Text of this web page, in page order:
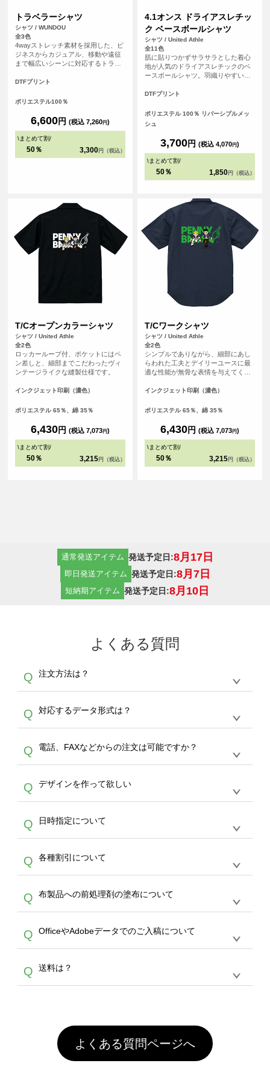
トラベラーシャツ
シャツ / WUNDOU
全3色
4wayストレッチ素材を採用した、ビ
ジネスからカジュアル、移動や遠征
まで幅広いシーンに対応するトラベ
用でもストレスを感じにくく、快適
ポリエステル100％を使用し、吸汗速
でもさらりとした着用感を実現。 ※
お客様の閲覧環境により、商品の色
が実際と異なって見える場合がござ
DTFプリント
ポリエステル100％
6,600円 (税込 7,260円)
\まとめて割/
50％ 3,300 円（税込）
4.1オンス ドライアスレチッ
ク ベースボールシャツ
シャツ / United Athle
全11色
肌に貼りつかずサラサラとした着心
地が人気のドライアスレチックのベ
ースボールシャツ。羽織りやすい前
ルもしやすく様々なシーンで活躍で
な印象と、ドライシリーズ特有のキ
レイな発色も特長です。充実のサイ
ベントアイテムにも最適な1枚です。
世界に1つだけの自分たちのオリジナ
ルのユニフォームを簡単に作成でき
ます！
DTFプリント
ポリエステル 100％ リバーシブルメッ
シュ
3,700円 (税込 4,070円)
\まとめて割/
50％ 1,850 円（税込）
T/Cオープンカラーシャツ
シャツ / United Athle
全2色
ロッカーループ付、ポケットにはペ
ン差しと、細部までこだわったヴィ
ンテージライクな縫製仕様です。
インクジェット印刷（濃色）
ポリエステル 65％、綿 35％
6,430円 (税込 7,073円)
\まとめて割/
50％ 3,215 円（税込）
T/Cワークシャツ
シャツ / United Athle
全2色
シンプルでありながら、細部にあし
らわれた工夫とデイリーユースに最
適な性能が無骨な表情を与えてくれ
インクジェット印刷（濃色）
ポリエステル 65％、綿 35％
6,430円 (税込 7,073円)
\まとめて割/
50％ 3,215 円（税込）
通常発送アイテム 発送予定日:8月17日
即日発送アイテム 発送予定日:8月7日
短納期アイテム 発送予定日:8月10日
よくある質問
Q 注文方法は？
A
生産にて承っております。デザインツールから
デザインの作成から決済まで完了できます。
30枚以上やシルク印刷など、大口注文の場合
は、サポートが担当するエコバッグコンシェル
やタンブラーコンシェルをご利用ください。製
作する数量が多ければ多いほど、オンデマンド
サービスよりも低価格で製作することが可能で
す。
Q 対応するデータ形式は？
A
ドできるデータ形式は、JPG / PNG / AI / PSD /
PDF 形式になります。データの最大サイズ
写真などもアップロード可能です。使用できな
い画像はエラーになります。（※ Illustratorか
らの直接入稿には対応していません。AIで保存
し、デザインツールからアップロードして下さ
い）
Q 電話、FAXなどからの注文は可能ですか？
A
文のみ受け付けております。30個以上のご製
作をお考えの方は、サポートが担当するエコバ
スをご利用頂ければ、電話やFAX、メールなど
でご注文が可能です。
Q デザインを作って欲しい
A
を作って欲しい。などの場合は、製作数量が
30個以上であれば、サポート担当が、デザイ
バッグコンシェル
サー
ビスをご利用ください。(※ 30個以下の場合
は、デザインツールをご利用ください)
Q 日時指定について
A
ん。発送後18時以降に配送業者・伝票番号を
メールでお知らせいたしますので、直接配送業
者にご連絡いただき調整をお願い致します。
Q 各種割引について
A
カート内で自動的に割引(最大50%)が適用され
ます。 【付与ポイント】購入金額の1％が1ポ
イントとして付与され、次回ご注文時に1ポイ
ント＝1円としてお使いいただけます。ポイン
トは発送完了の翌日に付与され、次回ご注文時
からご利用頂けます。ポイントの有効期限は一
年間です。【会員ランク】過去10カ月のご注
文回数により会員ランク割引(最大5%)が適用
頂いても、ログインがされていなければ、ラン
クにカウントがされません。
Q 布製品への前処理剤の塗布について
A
意点（前処理剤）】カラー生地（Tシャツのホ
ワイト、トートバッグのナチュラル、ホワイト
といって、プリントを定着させるための処理剤
を塗布しており、短納期・低価格で商品をお届
害な性質で、水洗いで落とすことが可能です。
お手数ですが、お客様ご自身にて着用前に落と
していただけますようお願いいたします。※1
通常注文・直送機能でのご注文に関わらず、前
Q OfficeやAdobeデータでのご入稿について
A
ません。いずれのデータも該当デザインのみ画
像(JPEG,PNG,GIF,PDF)に変換、またはAdobe
Q 送料は？
引」などによるお値引きで4,000円未満になる
場合は送料がかかりますので、ご注意くださ
い。
よくある質問ページへ